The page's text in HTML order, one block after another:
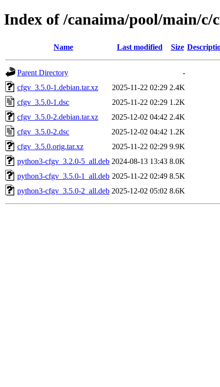
Index of /canaima/pool/main/c/
Name Last modified Size
Parent Directory
-
cfgv_3.5.0-1.debian.tar.xz
2025-11-22 02:29 2.4K
cfgv_3.5.0-1.dsc
2025-11-22 02:29 1.2K
cfgv_3.5.0-2.debian.tar.xz
2025-12-02 04:42 2.4K
cfgv_3.5.0-2.dsc
2025-12-02 04:42 1.2K
cfgv_3.5.0.orig.tar.xz
2025-11-22 02:29 9.9K
python3-cfgv_3.2.0-5_all.deb 2024-08-13 13:43 8.0K
python3-cfgv_3.5.0-1_all.deb 2025-11-22 02:49 8.5K
python3-cfgv_3.5.0-2_all.deb 2025-12-02 05:02 8.6K